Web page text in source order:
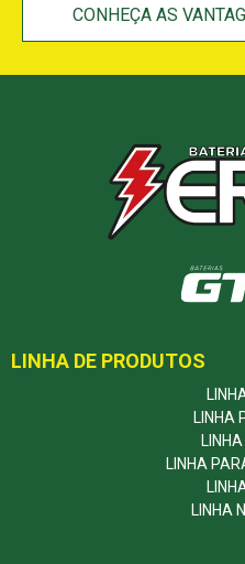
CONHEÇA AS
LINHA DE PRODUTOS
LINHA
LINHA
LINHA